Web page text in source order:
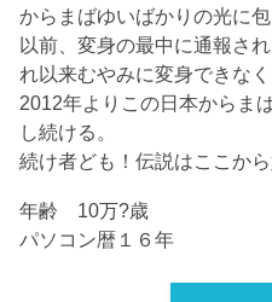
からまばゆいばかりの光に包
以前、変身の最中に通報さ
れ以来むやみに変身できな
2012年よりこの日本からま
し続ける。
続け者ども！伝説はここから
年齢 10万?歳
パソコン暦１６年